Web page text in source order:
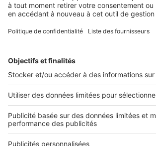
« Précédent 1 2
2 rue des Italiens 75009 Paris
01 53 38 80 00